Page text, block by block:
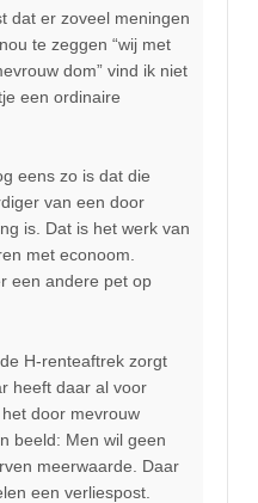
dat er zoveel meningen
te zeggen “wij met
dom” vind ik niet
een ordinaire
eens zo is dat die
van een door
is. Dat is het werk van
met econoom.
een andere pet op
H-renteaftrek zorgt
heeft daar al voor
door mevrouw
beeld: Men wil geen
meerwaarde. Daar
een verliespost.